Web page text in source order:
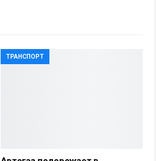
ТРАНСПОРТ